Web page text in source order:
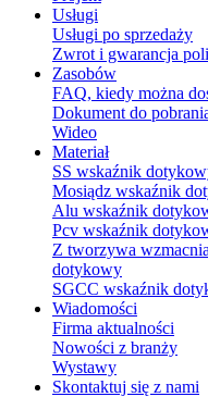
Usługi
Usługi po sprzedaży
Zwrot i gwarancja
Zasobów
FAQ, kiedy można
Dokument do
Wideo
Materiał
SS wskaźnik
Mosiądz wskaźnik
Alu wskaźnik
Pcv wskaźnik
Z tworzywa
dotykowy
SGCC wskaźnik
Wiadomości
Firma aktualności
Nowości z branży
Wystawy
Skontaktuj się z nami